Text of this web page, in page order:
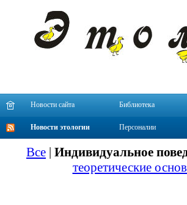
Новости сайта Библиотека
Новости этологии Персоналии
Все | Индивидуальное
теоретические